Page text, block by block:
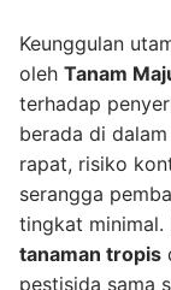
Keunggulan
oleh Tanam
terhadap
berada di dalam
rapat, risiko
serangga
tingkat minimal.
tanaman tropis
pestisida sama